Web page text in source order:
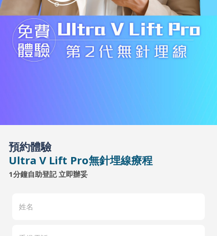
預約體驗
Ultra V Lift Pro無針埋線療程
1分鐘自助登記 立即辦妥